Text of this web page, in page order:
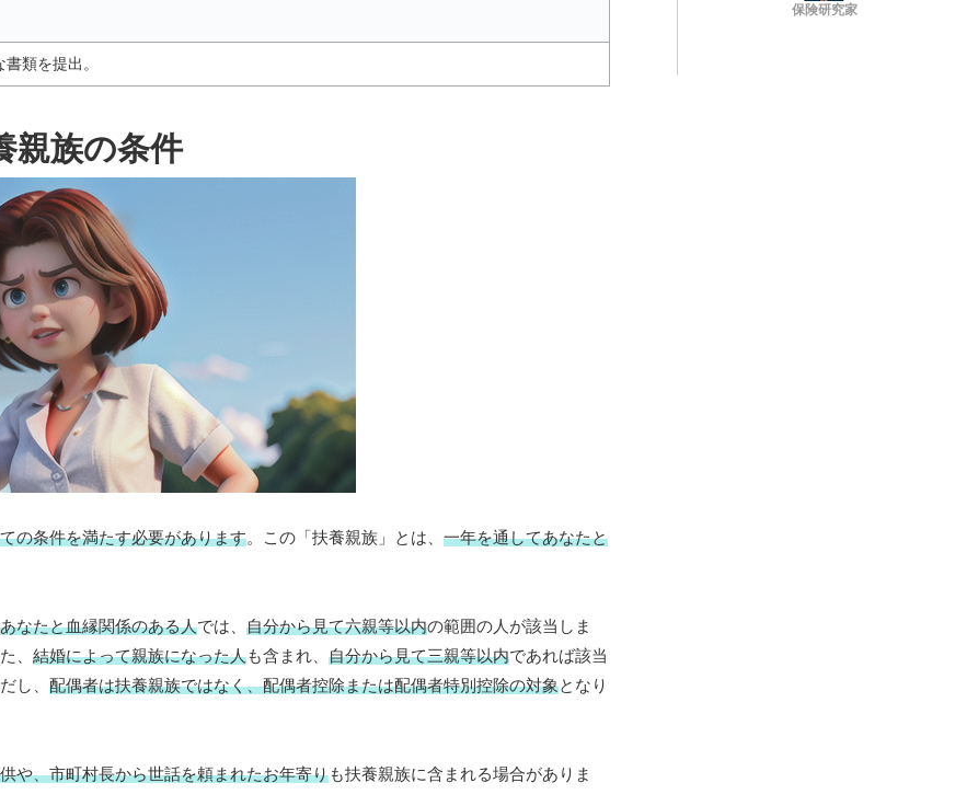
類を提出。
親族の条件
の条件を満たす必要があります。この「扶養親族」とは、 一年を通してあなたと
あなたと血縁関係のある人では、 自分から見て六親等以内の範囲の人が該当しま
、 結婚によって親族になった人も含まれ、 自分から見て三親等以内であれば該当
し、 配偶者は扶養親族ではなく、配偶者控除または配偶者特別控除の対象となり
や、市町村長から世話を頼まれたお年寄りも扶養親族に含まれる場合がありま
保険研究家